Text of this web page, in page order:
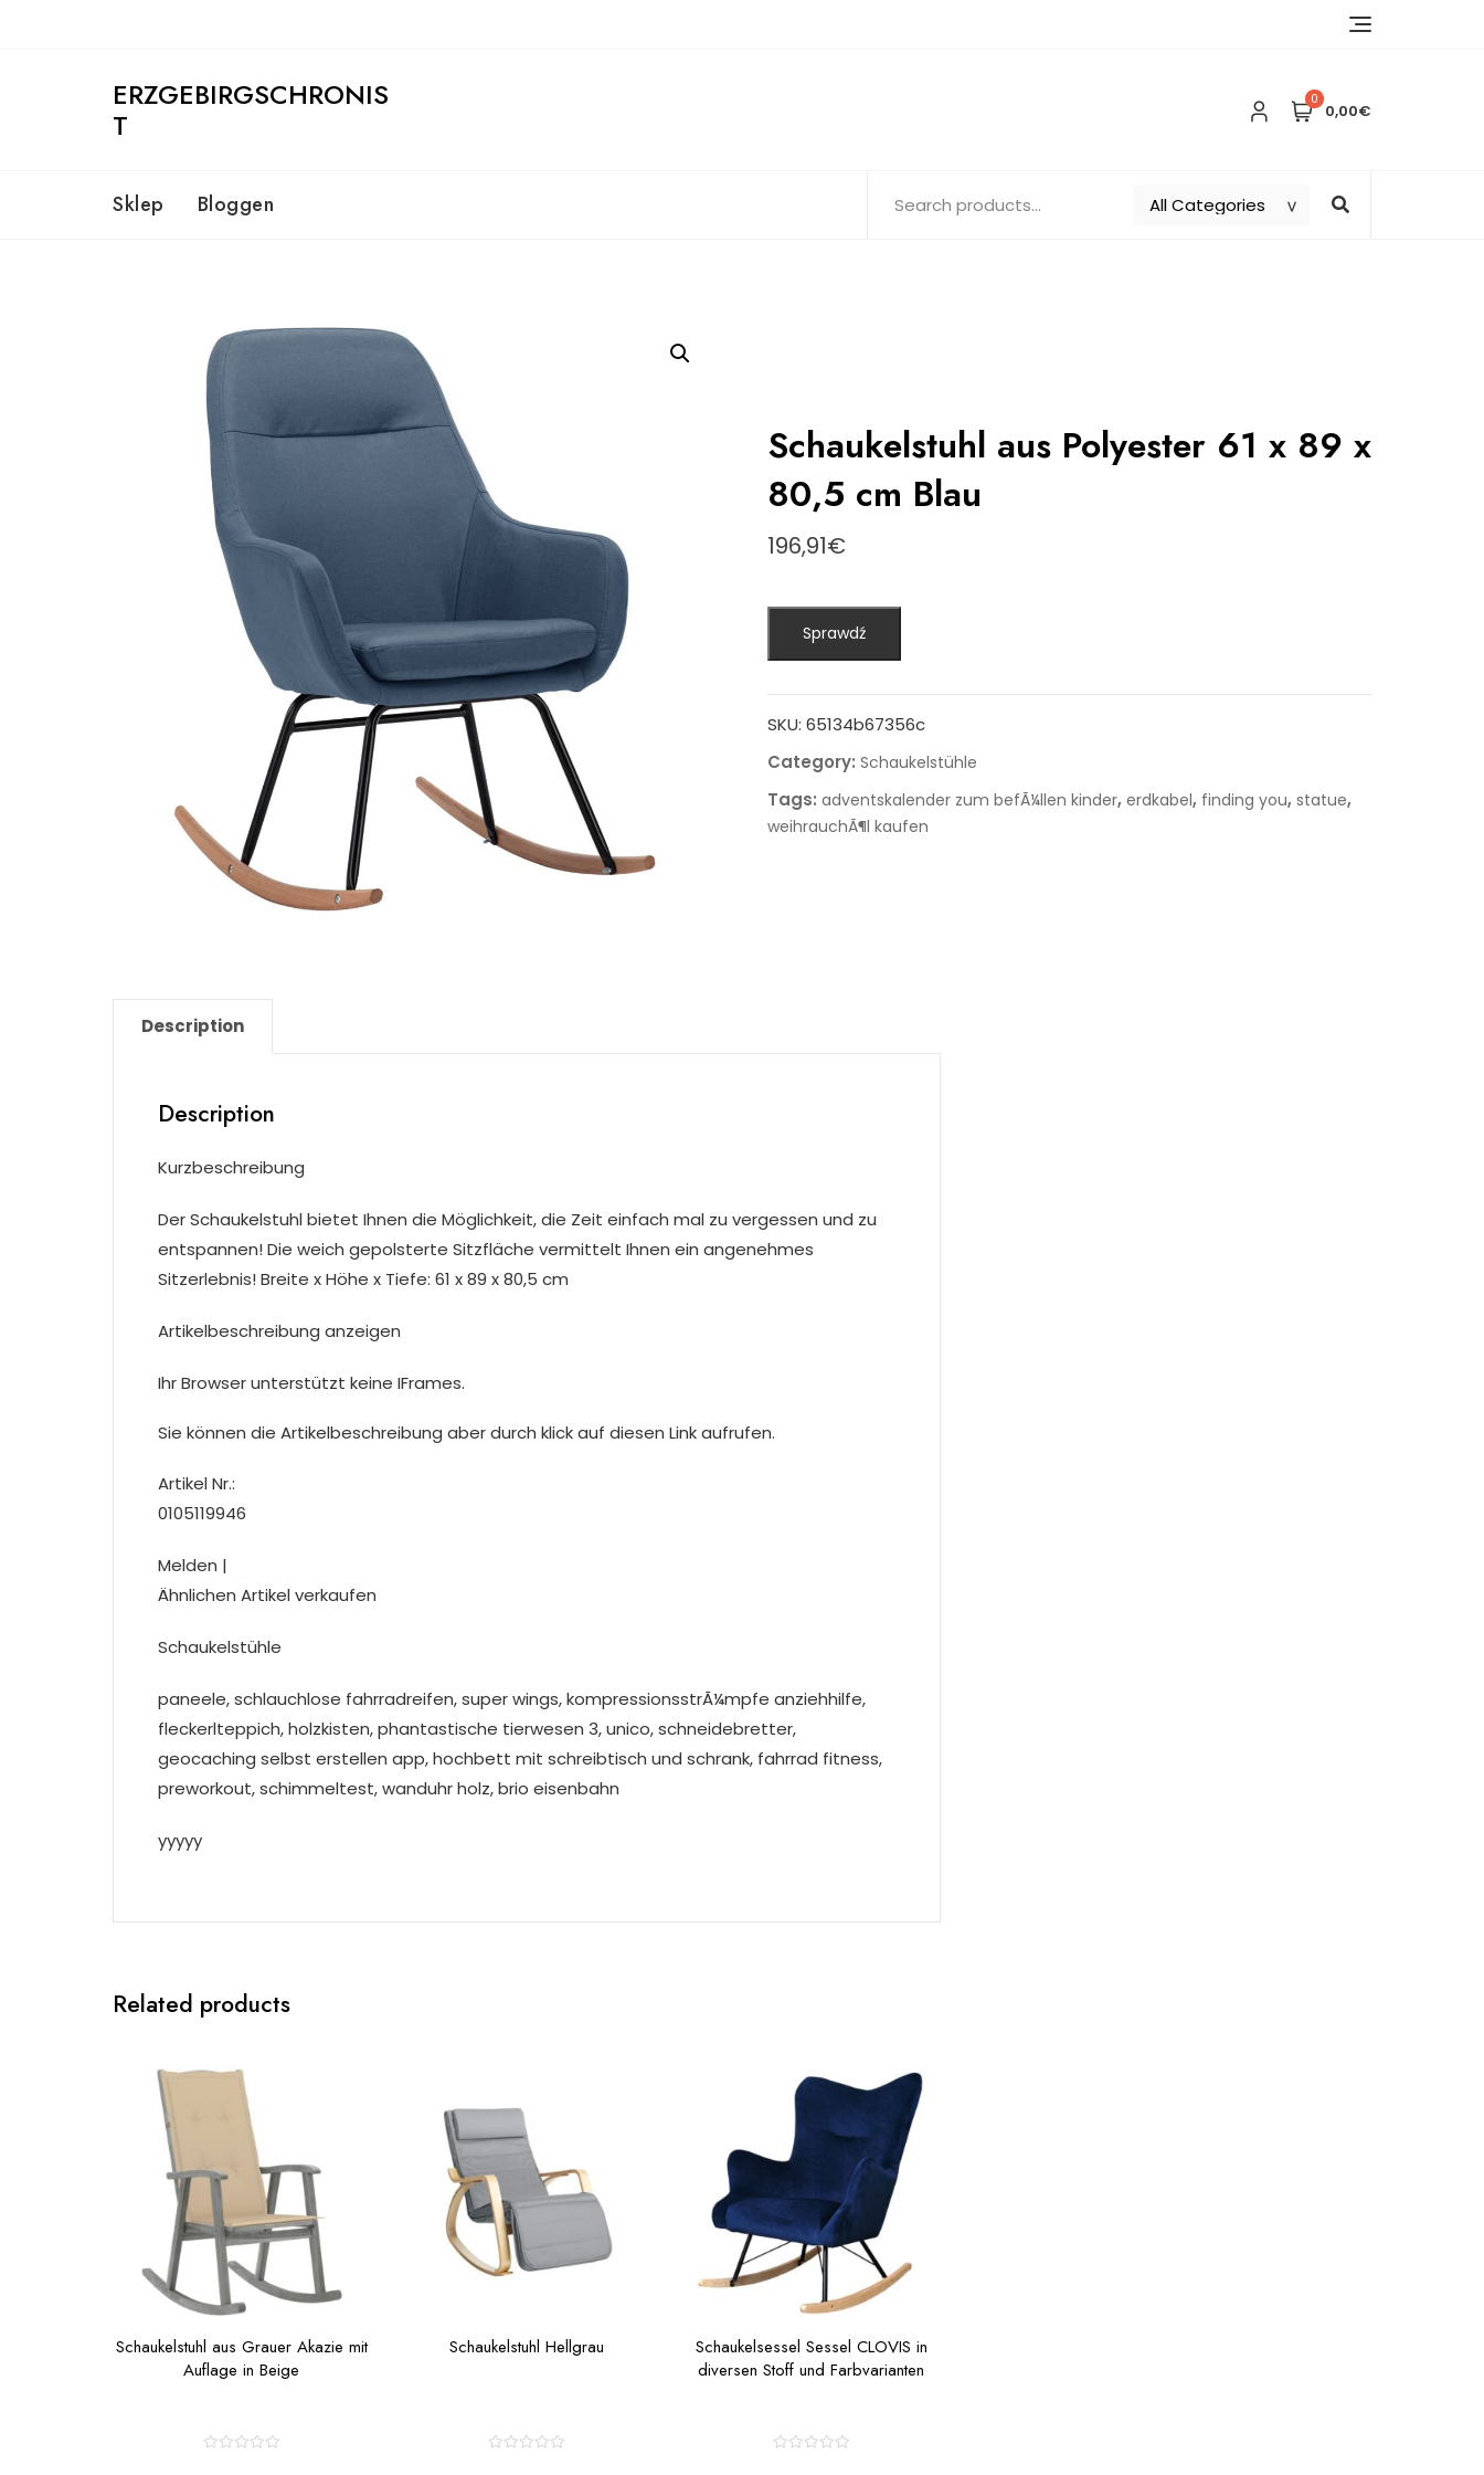
ERZGEBIRGSCHRONIS
T
0
0,00€
Sklep Bloggen
Schaukelstuhl aus Polyester 61 x 89 x
80,5 cm Blau
196,91€
Sprawdź
SKU: 65134b67356c
Category: Schaukelstühle
Tags: adventskalender zum befÃ¼llen kinder, erdkabel, finding you, statue,
weihrauchÃ¶l kaufen
Description
Description
Kurzbeschreibung
Der Schaukelstuhl bietet Ihnen die Möglichkeit, die Zeit einfach mal zu vergessen und zu
entspannen! Die weich gepolsterte Sitzfläche vermittelt Ihnen ein angenehmes
Sitzerlebnis! Breite x Höhe x Tiefe: 61 x 89 x 80,5 cm
Artikelbeschreibung anzeigen
Ihr Browser unterstützt keine IFrames.
Sie können die Artikelbeschreibung aber durch klick auf diesen Link aufrufen.
Artikel Nr.:
0105119946
Melden |
Ähnlichen Artikel verkaufen
Schaukelstühle
paneele, schlauchlose fahrradreifen, super wings, kompressionsstrÃ¼mpfe anziehhilfe,
fleckerlteppich, holzkisten, phantastische tierwesen 3, unico, schneidebretter,
geocaching selbst erstellen app, hochbett mit schreibtisch und schrank, fahrrad fitness,
preworkout, schimmeltest, wanduhr holz, brio eisenbahn
yyyyy
Related products
Schaukelstuhl aus Grauer Akazie mit
Auflage in Beige
Schaukelstuhl Hellgrau
Schaukelsessel Sessel CLOVIS in
diversen Stoff und Farbvarianten